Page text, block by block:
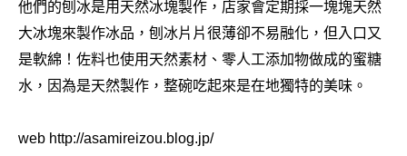
他們的刨冰是用天然冰塊製作，店家會定期採一塊塊天然
大冰塊來製作冰品，刨冰片片很薄卻不易融化，但入口又
是軟綿！佐料也使用天然素材、零人工添加物做成的蜜糖
水，因為是天然製作，整碗吃起來是在地獨特的美味。
web http://asamireizou.blog.jp/